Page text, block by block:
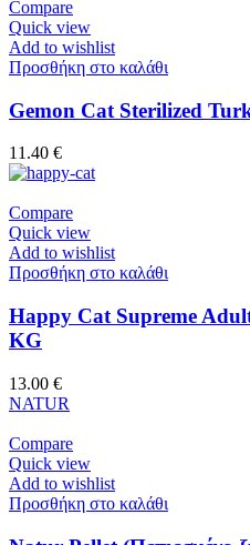
Compare
Quick view
Add to wishlist
Προσθήκη στο καλάθι
Gemon Cat Sterilized
11.40 €
Compare
Quick view
Add to wishlist
Προσθήκη στο καλάθι
Happy Cat Supreme
KG
13.00 €
NATUR
Compare
Quick view
Add to wishlist
Προσθήκη στο καλάθι